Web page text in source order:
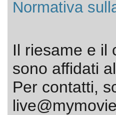
Normativa
Il riesame e il
sono affidati
Per contatti,